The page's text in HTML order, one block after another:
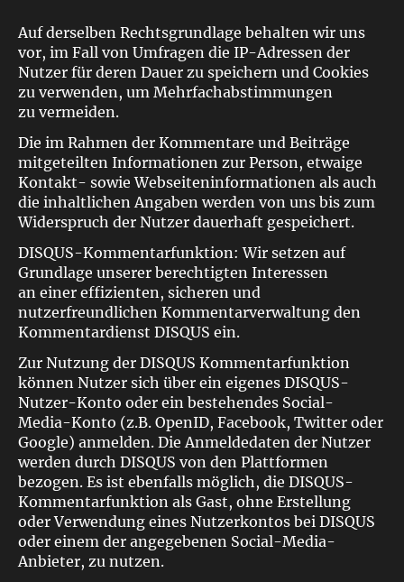
Auf derselben Rechtsgrundlage behalten wir uns
vor, im Fall von Umfragen die IP-Adressen der
Nutzer für deren Dauer zu speichern und Cookies
zu verwenden, um Mehrfachabstimmungen
zu vermeiden.
Die im Rahmen der Kommentare und Beiträge
mitgeteilten Informationen zur Person, etwaige
Kontakt- sowie Webseiteninformationen als auch
die inhaltlichen Angaben werden von uns bis zum
Widerspruch der Nutzer dauerhaft gespeichert.
DISQUS-Kommentarfunktion: Wir setzen auf
Grundlage unserer berechtigten Interessen
an einer effizienten, sicheren und
nutzerfreundlichen Kommentarverwaltung den
Kommentardienst DISQUS ein.
Zur Nutzung der DISQUS Kommentarfunktion
können Nutzer sich über ein eigenes DISQUS-
Nutzer-Konto oder ein bestehendes Social-
Media-Konto (z.B. OpenID, Facebook, Twitter oder
Google) anmelden. Die Anmeldedaten der Nutzer
werden durch DISQUS von den Plattformen
bezogen. Es ist ebenfalls möglich, die DISQUS-
Kommentarfunktion als Gast, ohne Erstellung
oder Verwendung eines Nutzerkontos bei DISQUS
oder einem der angegebenen Social-Media-
Anbieter, zu nutzen.